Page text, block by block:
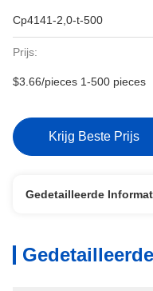
Cp4141-2,0-t-500
Prijs:
$3.66/pieces 1-500 pieces
Krijg Beste Prijs
Gedetailleerde